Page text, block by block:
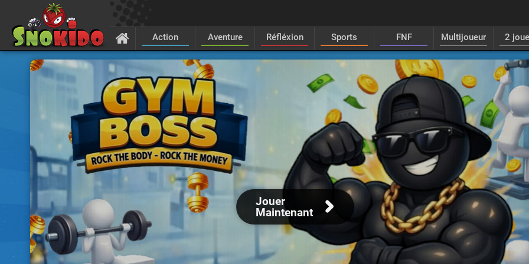
Action Aventure Réfléxion Sports FNF Multijoueur 2
Jouer
Maintenant